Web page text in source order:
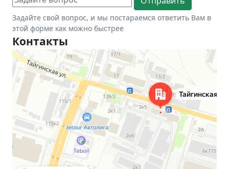
Задайте свой вопрос, и мы постараемся ответить Вам в
этой форме как можно быстрее
Контакты
Новосибирск
Тайгинская улица, 2 на карте Новосибирска — Яндекс Карты